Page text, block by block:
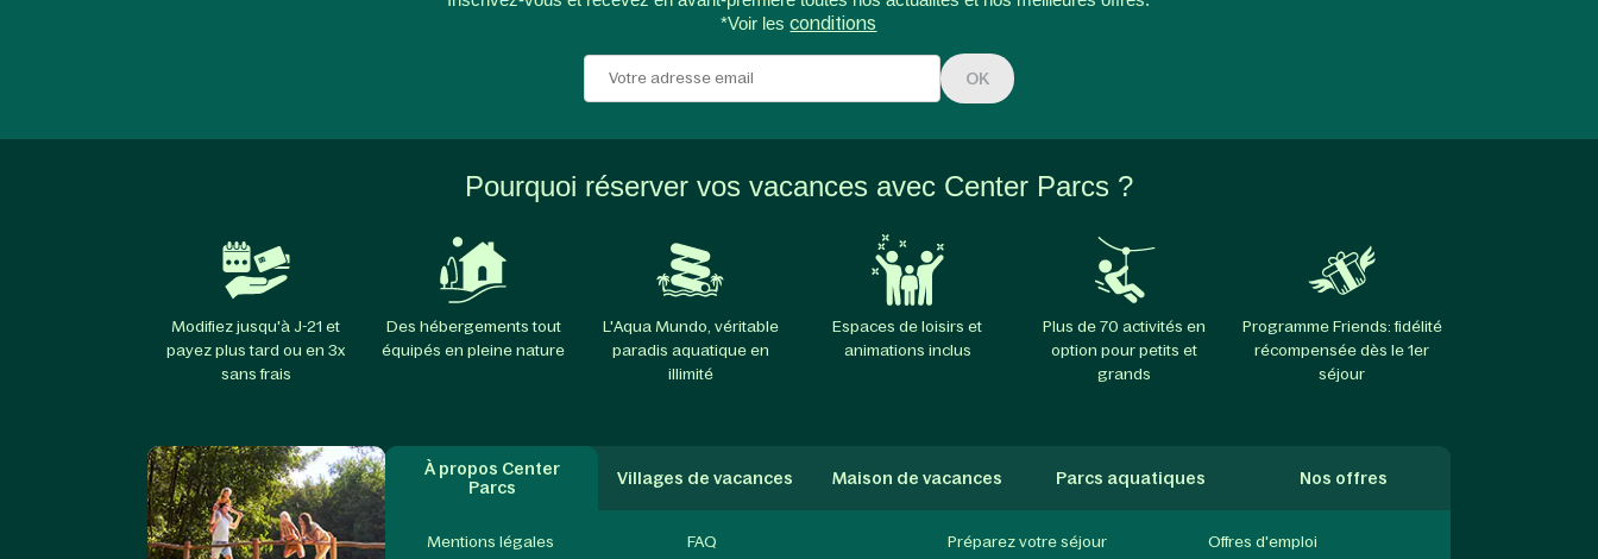
*Voir lesconditions
OK
Pourquoi réserver vos vacances avec Center Parcs ?
Modifiez jusqu'à J-21 et
payez plus tard ou en 3x
sans frais
Des hébergements tout
équipés en pleine nature
L'Aqua Mundo, véritable
paradis aquatique en
illimité
Espaces de loisirs et
animations inclus
Plus de 70 activités en
option pour petits et
grands
Programme Friends: fidélité
récompensée dès le 1er
séjour
À propos Center
Parcs
Villages de vacances Maison de vacances Parcs aquatiques Nos offres
Mentions légales FAQ Préparez votre séjour Offres d'emploi